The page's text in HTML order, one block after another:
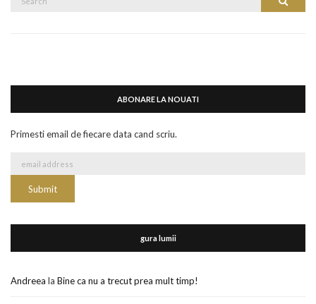
ABONARE LA NOUATI
Primesti email de fiecare data cand scriu.
gura lumii
Andreea la Bine ca nu a trecut prea mult timp!